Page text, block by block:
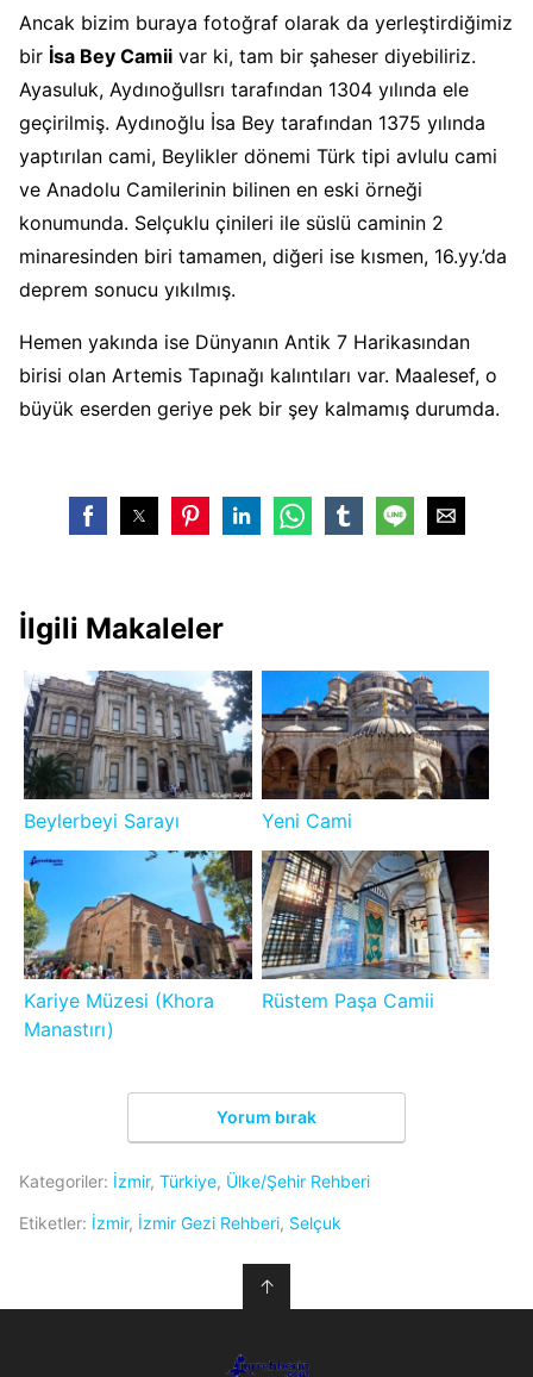
Ancak bizim buraya fotoğraf olarak da yerleştirdiğimiz
bir İsa Bey Camii var ki, tam bir şaheser diyebiliriz.
Ayasuluk, Aydınoğullsrı tarafından 1304 yılında ele
geçirilmiş. Aydınoğlu İsa Bey tarafından 1375 yılında
yaptırılan cami, Beylikler dönemi Türk tipi avlulu cami
ve Anadolu Camilerinin bilinen en eski örneği
konumunda. Selçuklu çinileri ile süslü caminin 2
minaresinden biri tamamen, diğeri ise kısmen, 16.yy.’da
deprem sonucu yıkılmış.
Hemen yakında ise Dünyanın Antik 7 Harikasından
birisi olan Artemis Tapınağı kalıntıları var. Maalesef, o
büyük eserden geriye pek bir şey kalmamış durumda.
İlgili Makaleler
Beylerbeyi Sarayı Yeni Cami
Kariye Müzesi (Khora
Manastırı)
Rüstem Paşa Camii
Yorum bırak
Kategoriler: İzmir, Türkiye, Ülke/Şehir Rehberi
Etiketler: İzmir, İzmir Gezi Rehberi, Selçuk
↑